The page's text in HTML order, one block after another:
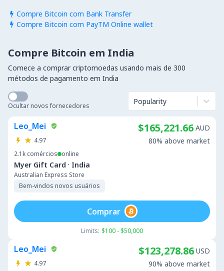
 Compre Bitcoin com Bank Transfer
 Compre Bitcoin com PayTM Online wallet
Compre Bitcoin em India
Comece a comprar criptomoedas usando mais de 300
métodos de pagamento em India
Ocultar novos fornecedores Popularity
Leo_Mei
4.97
2.1k comércios online
Myer Gift Card · India
Australian Express Store
Bem-vindos novos usuários
$165,221.66 AUD
80% above market
Limits: $100 - $50,000
Comprar
Leo_Mei
4.97
$123,278.86 USD
90% above market